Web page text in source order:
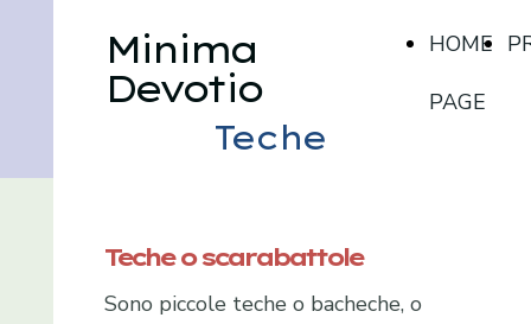
HOME
PAGE
Minima
Devotio
Teche
Teche o scarabattole
Sono piccole teche o bacheche, o